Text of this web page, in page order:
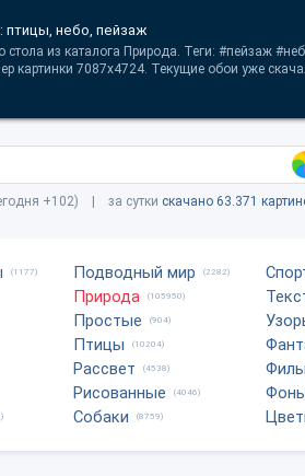
птицы, небо, пейзаж
стола из каталога Природа. Теги: #пейзаж
картинки 7087x4724. Текущие обои уже
+102) | за сутки скачано 63.371
(1177) Подводный мир (2282)
Природа (105950)
Простые (904)
Птицы (10204)
Рассвет (4538)
Рисованные (4046)
Собаки (8759)